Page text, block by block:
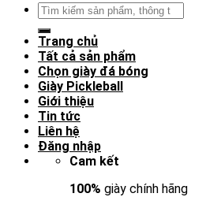
Tìm
kiếm:
Trang chủ
Tất cả sản phẩm
Chọn giày đá bóng
Giày Pickleball
Giới thiệu
Tin tức
Liên hệ
Đăng nhập
Cam kết
100% giày chính hãng